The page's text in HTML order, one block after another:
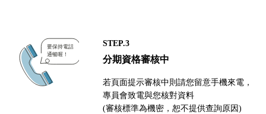
STEP.3
分期資格審核中
若頁面提示審核中則請您留意手機來電，
專員會致電與您核對資料
(審核標準為機密，恕不提供查詢原因)